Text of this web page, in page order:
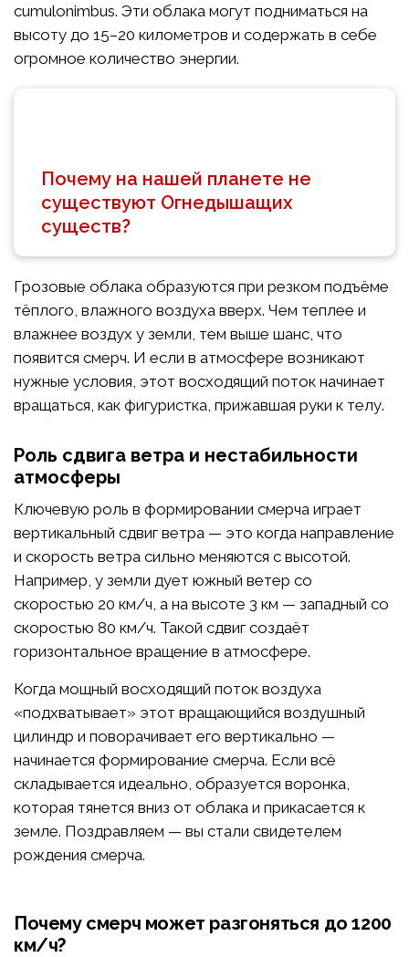
cumulonimbus. Эти облака могут подниматься на
высоту до 15–20 километров и содержать в себе
огромное количество энергии.
Почему на нашей планете не
существуют Огнедышащих
существ?
Грозовые облака образуются при резком подъёме
тёплого, влажного воздуха вверх. Чем теплее и
влажнее воздух у земли, тем выше шанс, что
появится смерч. И если в атмосфере возникают
нужные условия, этот восходящий поток начинает
вращаться, как фигуристка, прижавшая руки к телу.
Роль сдвига ветра и нестабильности
атмосферы
Ключевую роль в формировании смерча играет
вертикальный сдвиг ветра — это когда направление
и скорость ветра сильно меняются с высотой.
Например, у земли дует южный ветер со
скоростью 20 км/ч, а на высоте 3 км — западный со
скоростью 80 км/ч. Такой сдвиг создаёт
горизонтальное вращение в атмосфере.
Когда мощный восходящий поток воздуха
«подхватывает» этот вращающийся воздушный
цилиндр и поворачивает его вертикально —
начинается формирование смерча. Если всё
складывается идеально, образуется воронка,
которая тянется вниз от облака и прикасается к
земле. Поздравляем — вы стали свидетелем
рождения смерча.
Почему смерч может разгоняться до 1200
км/ч?